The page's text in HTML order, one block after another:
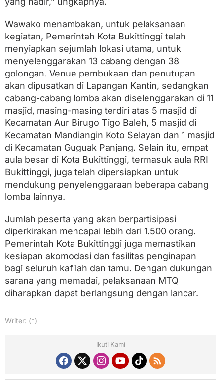
I
n
T
V
R
I
Wawako menambakan, untuk pelaksanaan
kegiatan, Pemerintah Kota Bukittinggi telah
menyiapkan sejumlah lokasi utama, untuk
menyelenggarakan 13 cabang dengan 38
golongan. Venue pembukaan dan penutupan
akan dipusatkan di Lapangan Kantin, sedangkan
cabang-cabang lomba akan diselenggarakan di 11
masjid, masing-masing terdiri atas 5 masjid di
Kecamatan Aur Birugo Tigo Baleh, 5 masjid di
Kecamatan Mandiangin Koto Selayan dan 1 masjid
di Kecamatan Guguak Panjang. Selain itu, empat
aula besar di Kota Bukittinggi, termasuk aula RRI
Bukittinggi, juga telah dipersiapkan untuk
mendukung penyelenggaraan beberapa cabang
lomba lainnya.
Jumlah peserta yang akan berpartisipasi
diperkirakan mencapai lebih dari 1.500 orang.
Pemerintah Kota Bukittinggi juga memastikan
kesiapan akomodasi dan fasilitas penginapan
bagi seluruh kafilah dan tamu. Dengan dukungan
sarana yang memadai, pelaksanaan MTQ
diharapkan dapat berlangsung dengan lancar.
Writer: (*)
Ikuti Kami